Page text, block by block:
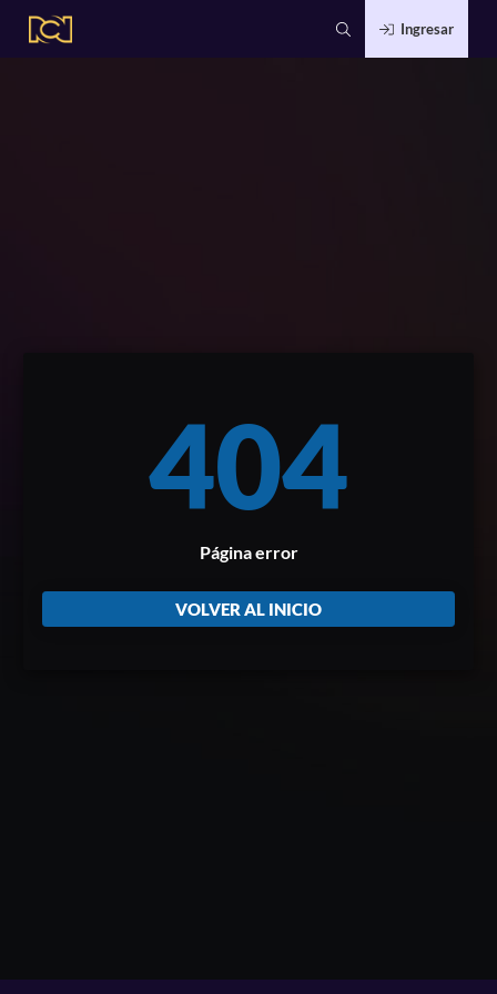
Ingresar
404
Página error
VOLVER AL INICIO